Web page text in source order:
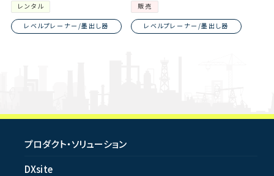
レンタル
レベルプレーナー/墨出し器
販売
レベルプレーナー/墨出し器
プロダクト・ソリューション
DXsite